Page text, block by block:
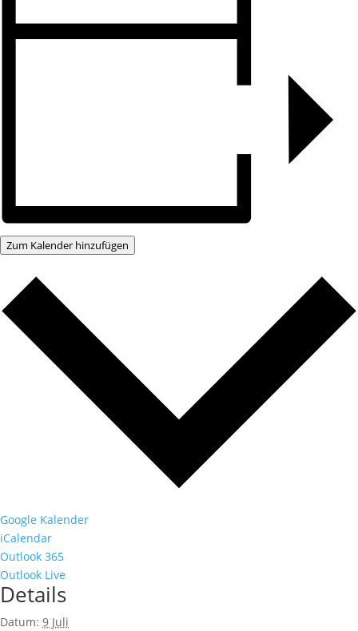
Zum Kalender hinzufügen
Google Kalender
iCalendar
Outlook 365
Outlook Live
Details
Datum: 9 Juli